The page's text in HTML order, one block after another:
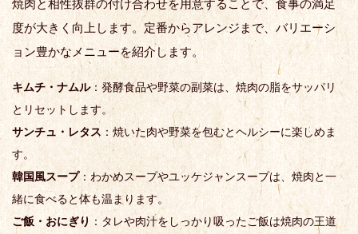
焼肉と相性抜群の付け合わせを用意することで、食事の満足
度が大きく向上します。定番からアレンジまで、バリエーシ
ョン豊かなメニューを紹介します。
キムチ・ナムル：発酵食品や野菜の副菜は、焼肉の脂をサッパリ
とリセットします。
サンチュ・レタス ：焼いた肉や野菜を包むとヘルシーに楽しめま
す。
韓国風スープ：わかめスープやユッケジャンスープは、焼肉と一
緒に食べると体も温まります。
ご飯・おにぎり ：タレや肉汁をしっかり吸ったご飯は焼肉の王道